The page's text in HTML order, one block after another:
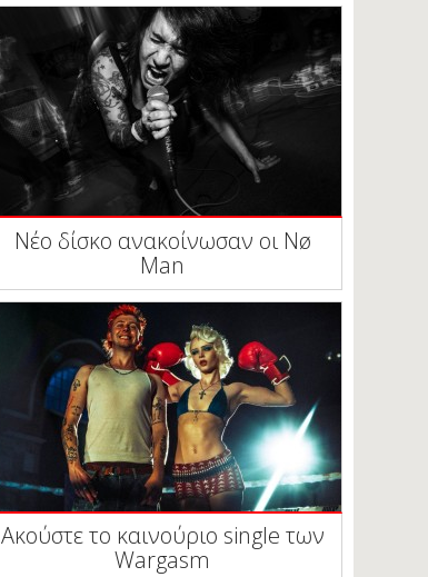
Νέο δίσκο ανακοίνωσαν οι Nø
Man
Ακούστε το καινούριο single των
Wargasm